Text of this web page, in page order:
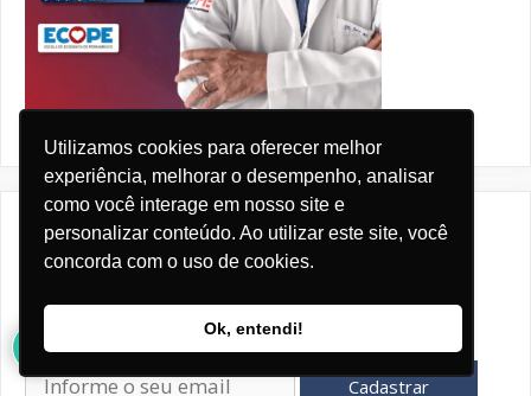
Utilizamos cookies para oferecer melhor
experiência, melhorar o desempenho, analisar
como você interage em nosso site e
personalizar conteúdo. Ao utilizar este site, você
concorda com o uso de cookies.
Ok, entendi!
Receba nossa newsletter
Nome:
Cadastrar
12